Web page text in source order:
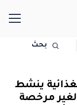
بحث
ينشط
مرخصة